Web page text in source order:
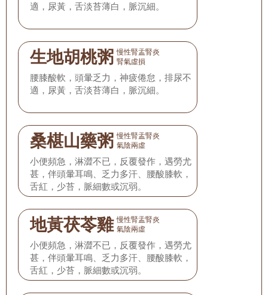
適，尿黃，舌淡苔薄白，脈沉細。
生地胡桃粥 慢性腎盂腎炎
腎氣虛損
腰膝酸軟，頭暈乏力，神疲倦怠，排尿不
適，尿黃，舌淡苔薄白，脈沉細。
桑椹山藥粥 慢性腎盂腎炎
氣陰兩虛
小便頻急，淋澀不已，反覆發作，遇勞尤
甚，伴頭暈耳鳴、乏力多汗、腰酸膝軟，
舌紅，少苔，脈細數或沉弱。
地黃茯苓雞 慢性腎盂腎炎
氣陰兩虛
小便頻急，淋澀不已，反覆發作，遇勞尤
甚，伴頭暈耳鳴、乏力多汗、腰酸膝軟，
舌紅，少苔，脈細數或沉弱。